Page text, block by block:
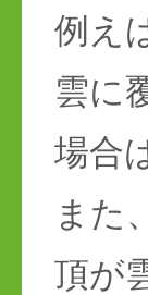
例え
雲に
場合
また
頂が